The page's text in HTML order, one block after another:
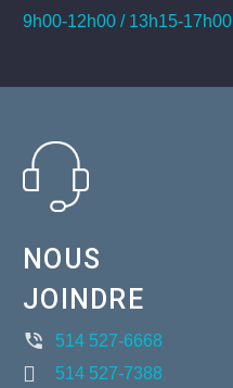
9h00-12h00 / 13h15-17h00
NOUS
JOINDRE
514 527-6668
514 527-7388